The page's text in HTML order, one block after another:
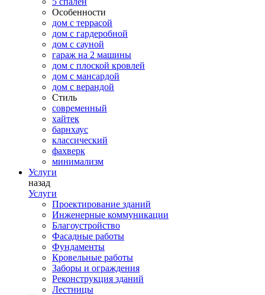
Особенности
дом с террасой
дом с гардеробной
дом с сауной
гараж на 2 машины
дом с плоской кровлей
дом с мансардой
дом с верандой
Стиль
современный
хайтек
барнхаус
классический
фахверк
минимализм
Услуги
назад
Услуги
Проектирование зданий
Инженерные коммуникации
Благоустройство
Фасадные работы
Фундаменты
Кровельные работы
Заборы и ограждения
Реконструкция зданий
Лестницы